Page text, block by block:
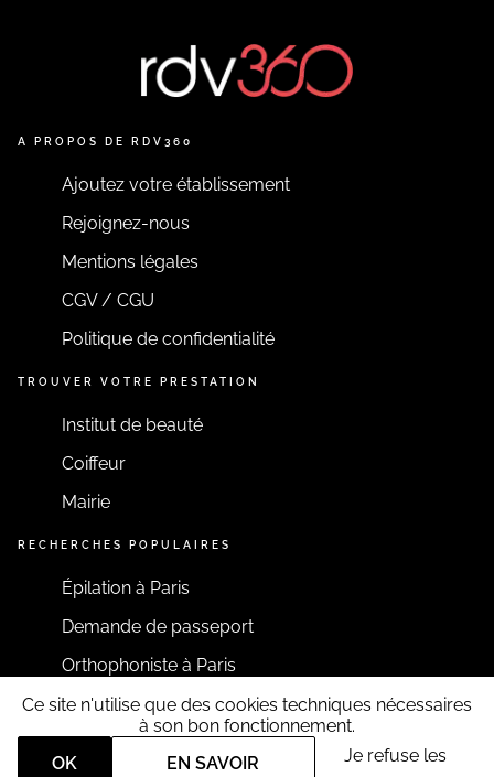
A PROPOS DE RDV360
Ajoutez votre établissement
Rejoignez-nous
Mentions légales
CGV / CGU
Politique de confidentialité
TROUVER VOTRE PRESTATION
Institut de beauté
Coiffeur
Mairie
RECHERCHES POPULAIRES
Épilation à Paris
Demande de passeport
Orthophoniste à Paris
RESTONS CONNECTÉS
Ce site n'utilise que des cookies techniques nécessaires
à son bon fonctionnement.
OK
EN SAVOIR Je refuse les